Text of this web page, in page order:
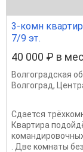
3-комн
7/9 эт.
40 000 ₽ в
Волгоградская
Волгоград,
Сдается
Квартира
. Две комнаты